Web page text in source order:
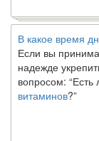
Если вы
надежде
вопросом:
витаминов ?”